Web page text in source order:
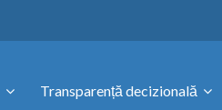
Transparență decizională